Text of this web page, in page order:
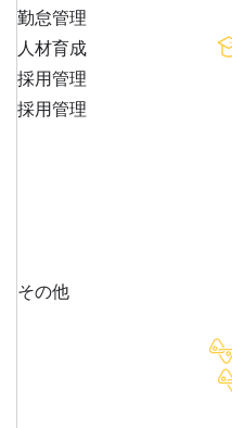
勤怠管理
人材育成
採用管理
採用管理
その他